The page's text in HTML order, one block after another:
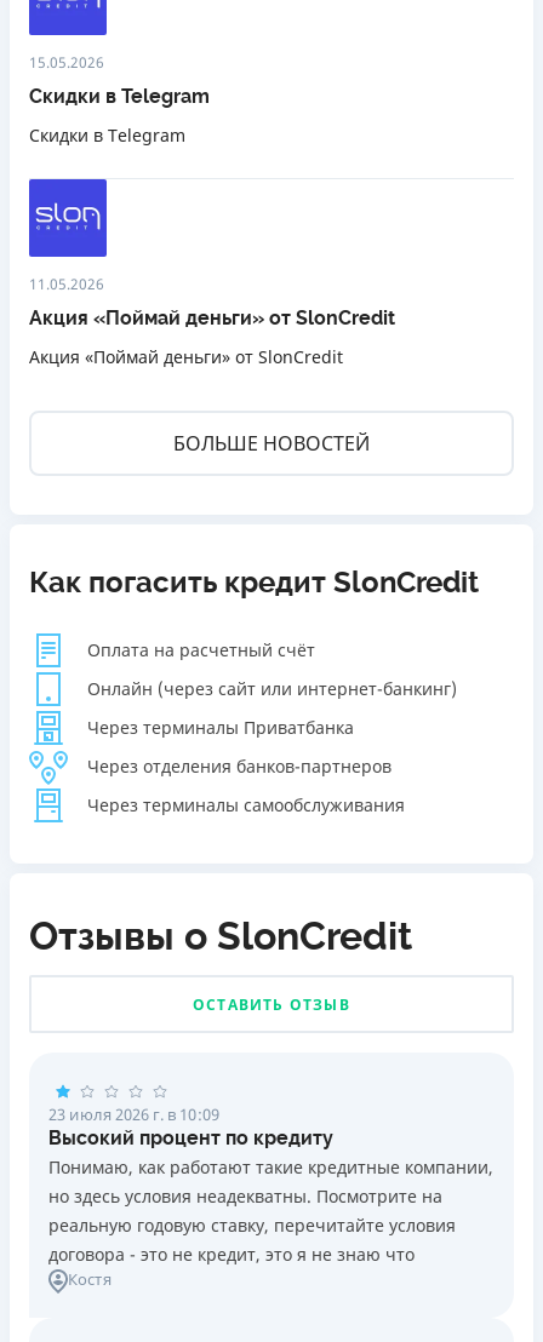
15.05.2026
Скидки в Telegram
Скидки в Telegram
11.05.2026
Акция «Поймай деньги» от SlonCredit
Акция «Поймай деньги» от SlonCredit
БОЛЬШЕ НОВОСТЕЙ
Как погасить кредит SlonCredit
Оплата на расчетный счёт
Онлайн (через сайт или интернет-банкинг)
Через терминалы Приватбанка
Через отделения банков-партнеров
Через терминалы самообслуживания
Отзывы о SlonCredit
ОСТАВИТЬ ОТЗЫВ
23 июля 2026 г. в 10:09
Высокий процент по кредиту
Понимаю, как работают такие кредитные компании,
но здесь условия неадекватны. Посмотрите на
реальную годовую ставку, перечитайте условия
договора - это не кредит, это я не знаю что
Костя